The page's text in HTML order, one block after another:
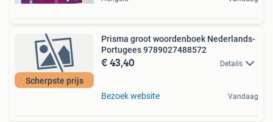
Scherpste prijs
Prisma groot woordenboek Nederlands-
Portugees 9789027488572
€ 43,40 Details
Bezoek website Vandaag